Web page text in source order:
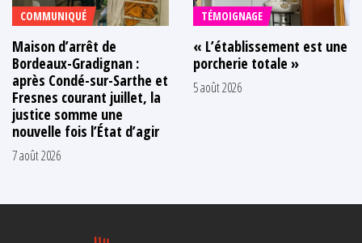
COMMUNIQUÉ
Maison d’arrêt de
Bordeaux-Gradignan :
après Condé-sur-Sarthe et
Fresnes courant juillet, la
justice somme une
nouvelle fois l’État d’agir
7 août 2026
TÉMOIGNAGE
« L’établissement est une
porcherie totale »
5 août 2026